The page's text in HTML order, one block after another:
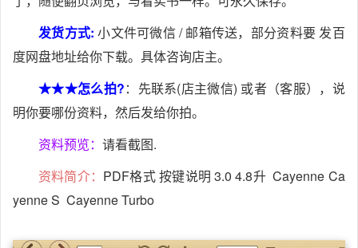
发货方式: 小文件可微信 / 邮箱传送，部分资料要 发百
度网盘地址给你下载。具体咨询店主。
★★★怎么拍?：先联系(店主微信) 或者（客服），说
明你要哪份资料，然后发给你拍。
资料预览： 请看截图.
资料简介： PDF格式 按键说明 3.0 4.8升 Cayenne Ca
yenne S Cayenne Turbo